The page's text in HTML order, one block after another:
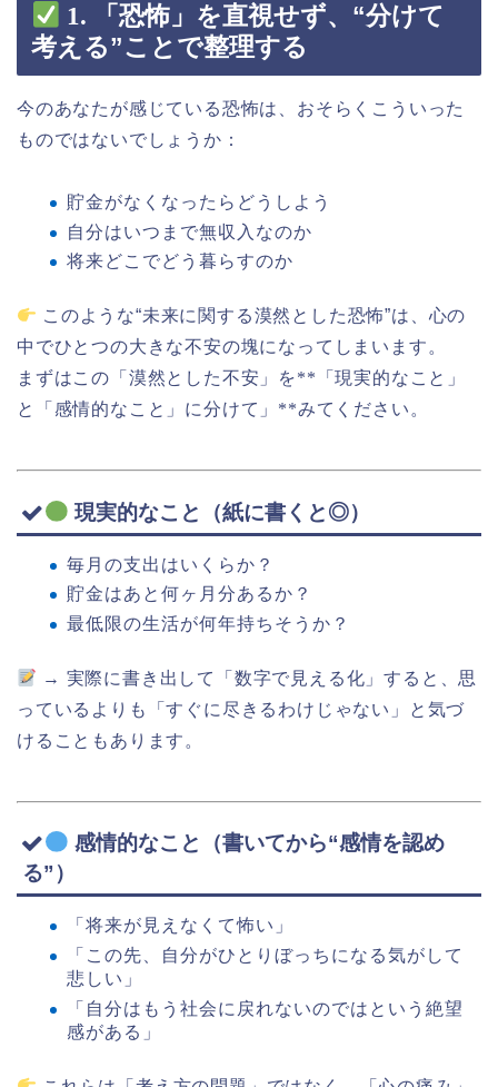
1.
「恐怖」を直視せず、“分けて
考える”ことで整理する
今のあなたが感じている恐怖は、おそらくこういった
ものではないでしょうか：
貯金がなくなったらどうしよう
自分はいつまで無収入なのか
将来どこでどう暮らすのか
このような“未来に関する漠然とした恐怖”は、心の
中でひとつの大きな不安の塊になってしまいます。
まずはこの「漠然とした不安」を** 「現実的なこと」
と「感情的なこと」に分けて」 **みてください。
現実的なこと（紙に書くと◎）
毎月の支出はいくらか？
貯金はあと何ヶ月分あるか？
最低限の生活が何年持ちそうか？
→ 実際に書き出して「数字で見える化」すると、思
っているよりも「すぐに尽きるわけじゃない」と気づ
けることもあります。
感情的なこと（書いてから“感情を認め
る”）
「将来が見えなくて怖い」
「この先、自分がひとりぼっちになる気がして
悲しい」
「自分はもう社会に戻れないのではという絶望
感がある」